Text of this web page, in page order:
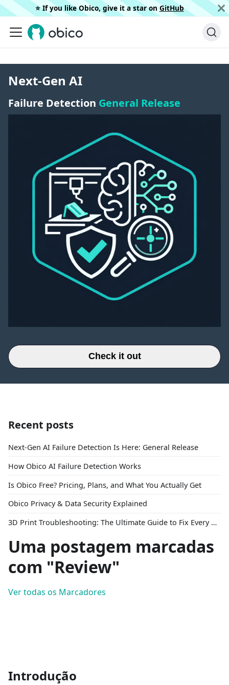
⭐️ If you like Obico, give it a star on GitHub
Next-Gen AI
Failure Detection General Release
Check it out
Recent posts
Next-Gen AI Failure Detection Is Here: General Release
How Obico AI Failure Detection Works
Is Obico Free? Pricing, Plans, and What You Actually Get
Obico Privacy & Data Security Explained
3D Print Troubleshooting: The Ultimate Guide to Fix Every Common Problem [2026]
Uma postagem marcadas
com "Review"
Ver todas os Marcadores
Introdução